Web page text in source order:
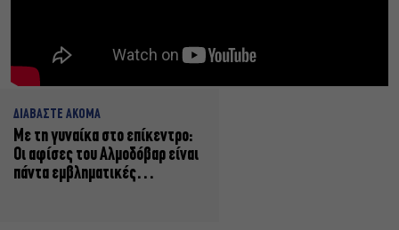
ΔΙΑΒΑΣΤΕ ΑΚΟΜΑ
Με τη γυναίκα στο επίκεντρο:
Οι αφίσες του Αλμοδόβαρ είναι
πάντα εμβληματικές…